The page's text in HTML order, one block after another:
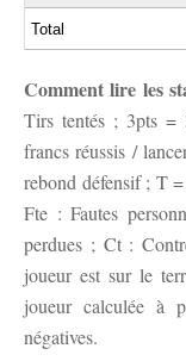
Total
Comment lire les
Tirs tentés ; 3pts =
francs réussis /
rebond défensif ; T
Fte : Fautes
perdues ; Ct :
joueur est sur le
joueur calculée à
négatives.